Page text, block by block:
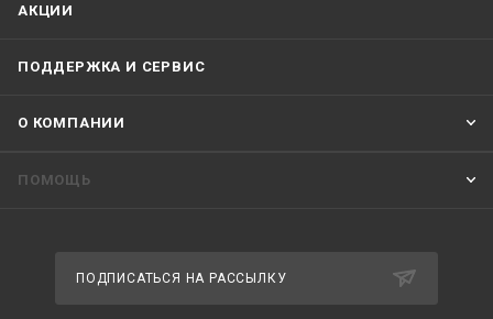
АКЦИИ
ПОДДЕРЖКА И СЕРВИС
О КОМПАНИИ
ПОМОЩЬ
ПОДПИСАТЬСЯ НА РАССЫЛКУ